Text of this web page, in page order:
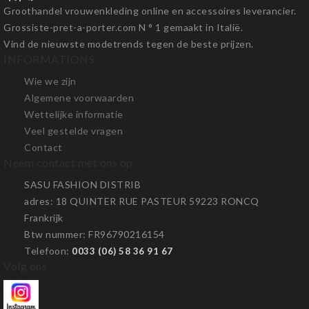
Groothandel vrouwenkleding online en accessoires leverancier.
Grossiste-pret-a-porter.com N ° 1 gemaakt in Italië.
Vind de nieuwste modetrends tegen de beste prijzen.
Wie we zijn
Algemene voorwaarden
Wettelijke informatie
Veel gestelde vragen
Contact
SASU FASHION DISTRIB
adres: 18 QUINTER RUE PASTEUR 59223 RONCQ
Frankrijk
Btw nummer: FR96790216154
Telefoon: 0033 (06) 58 36 91 67